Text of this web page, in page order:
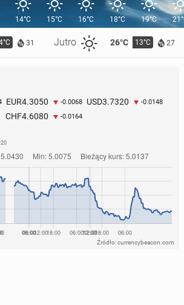
31 Jutro 26°C 13°C 27
14°C 15°C 16°C 18°C 19°C
EUR4.3050 -0.0068 USD3.7320 -0.0148
CHF4.6080 -0.0164
Źródło: currencybeacon.com